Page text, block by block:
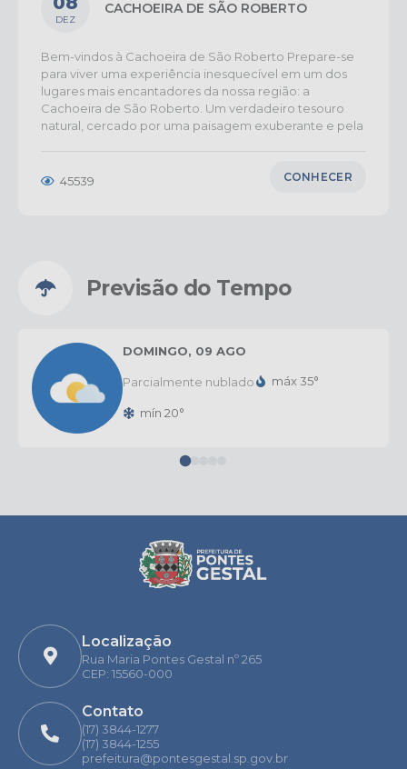
CACHOEIRA DE SÃO ROBERTO
DEZ
45539
Bem-vindos à Cachoeira de São Roberto Prepare-se
para viver uma experiência inesquecível em um dos
lugares mais encantadores da nossa região: a
Cachoeira de São Roberto. Um verdadeiro tesouro
natural, cercado por uma paisagem exuberante e pela
é um convite à conexão com a natureza, ao lazer e ao
CONHECER
Previsão do Tempo
DOMINGO 09 AGO
Parcialmente nublado máx 35°
mín 20°
Localização
Rua Maria Pontes Gestal nº 265
CEP: 15560-000
Contato
(17) 3844-1277
(17) 3844-1255
prefeitura@pontesgestal.sp.gov.br